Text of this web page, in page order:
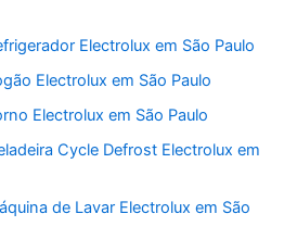
Electrolux em São Paulo
Electrolux em São Paulo
Electrolux em São Paulo
Cycle Defrost Electrolux em
de Lavar Electrolux em São